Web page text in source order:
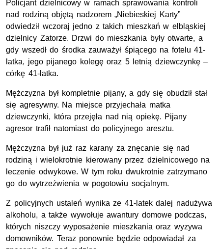
Policjant dzielnicowy w ramach sprawowania kontroli
nad rodziną objętą nadzorem „Niebieskiej Karty”
odwiedził wczoraj jedno z takich mieszkań w elbląskiej
dzielnicy Zatorze. Drzwi do mieszkania były otwarte, a
gdy wszedł do środka zauważył śpiącego na fotelu 41-
latka, jego pijanego kolegę oraz 5 letnią dziewczynkę –
córkę 41-latka.
Mężczyzna był kompletnie pijany, a gdy się obudził stał
się agresywny. Na miejsce przyjechała matka
dziewczynki, która przejęła nad nią opiekę. Pijany
agresor trafił natomiast do policyjnego aresztu.
Mężczyzna był już raz karany za znęcanie się nad
rodziną i wielokrotnie kierowany przez dzielnicowego na
leczenie odwykowe. W tym roku dwukrotnie zatrzymano
go do wytrzeźwienia w pogotowiu socjalnym.
Z policyjnych ustaleń wynika ze 41-latek dalej nadużywa
alkoholu, a także wywołuje awantury domowe podczas,
których niszczy wyposażenie mieszkania oraz wyzywa
domowników. Teraz ponownie będzie odpowiadał za